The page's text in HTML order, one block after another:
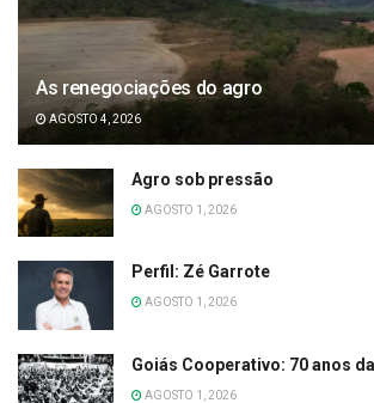
As renegociações do agro
AGOSTO 4, 2026
Agro sob pressão
AGOSTO 1, 2026
Perfil: Zé Garrote
AGOSTO 1, 2026
Goiás Cooperativo: 70 anos da
AGOSTO 1, 2026